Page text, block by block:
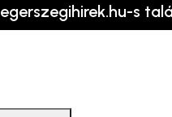
egerszegihirek.hu-s